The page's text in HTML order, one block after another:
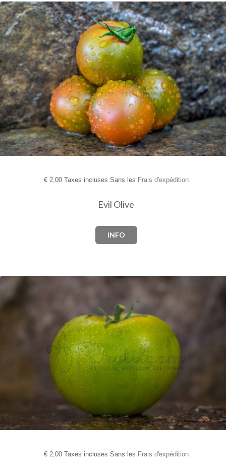
€2,00 Taxes incluses Sans les Frais d'expédition
Evil Olive
INFO
€2,00 Taxes incluses Sans les Frais d'expédition